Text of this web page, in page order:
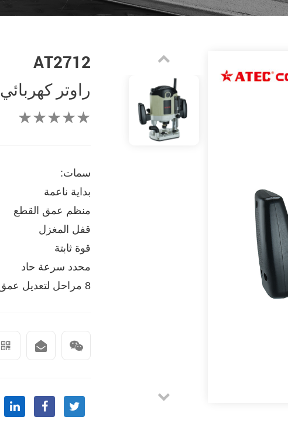
AT2712
راوتر كهربائي
★★★★★
سمات:
بداية ناعمة
منظم عمق القطع
قفل المغزل
قوة ثابتة
محدد سرعة حاد
8 مراحل لتعديل عمق التوقف